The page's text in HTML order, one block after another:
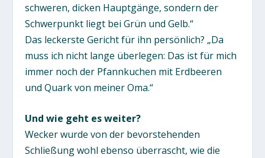
schweren, dicken Hauptgänge, sondern der
Schwerpunkt liegt bei Grün und Gelb.“
Das leckerste Gericht für ihn persönlich? „Da
muss ich nicht lange überlegen: Das ist für mich
immer noch der Pfannkuchen mit Erdbeeren
und Quark von meiner Oma.“
Und wie geht es weiter?
Wecker wurde von der bevorstehenden
Schließung wohl ebenso überrascht, wie die